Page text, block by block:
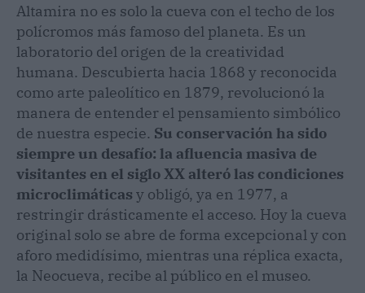
Altamira no es solo la cueva con el techo de los
polícromos más famoso del planeta. Es un
laboratorio del origen de la creatividad
humana. Descubierta hacia 1868 y reconocida
como arte paleolítico en 1879, revolucionó la
manera de entender el pensamiento simbólico
de nuestra especie. Su conservación ha sido
siempre un desafío: la afluencia masiva de
visitantes en el siglo XX alteró las condiciones
microclimáticas y obligó, ya en 1977, a
restringir drásticamente el acceso. Hoy la cueva
original solo se abre de forma excepcional y con
aforo medidísimo, mientras una réplica exacta,
la Neocueva, recibe al público en el museo.